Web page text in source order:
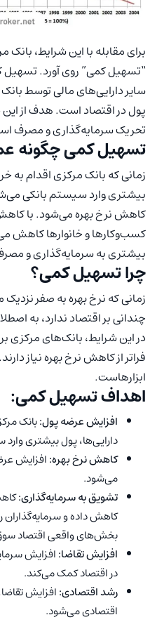
برای مقابله با این شرایط، بانک
“تسهیل کمی” روی آورد. تسهیل
سایر دارایی‌های مالی توسط
پول در اقتصاد است. هدف از
تحریک سرمایه‌گذاری و مصرف
تسهیل کمی چگونه
زمانی که بانک مرکزی اقدام به
بیشتری وارد سیستم بانکی
کاهش نرخ بهره می‌شود. با
کسب‌وکارها و خانوارها کاهش
بیشتری به سرمایه‌گذاری و
چرا تسهیل کمی؟
زمانی که نرخ بهره به صفر
چندانی بر اقتصاد ندارد، به
در این شرایط، بانک‌های مرکزی
فراتر از کاهش نرخ بهره نیاز
ابزارهاست.
اهداف تسهیل کمی:
افزایش عرضه پول:بانک
دارایی‌ها، پول بیشتری
کاهش نرخ بهره:افزایش
می‌شود.
تشویق به سرمایه‌گذاری:
کاهش داده و
بخش‌های واقعی اقتصاد
افزایش تقاضا:افزایش
در اقتصاد کمک می‌کند.
رشد اقتصادی:افزایش
اقتصادی می‌شود.